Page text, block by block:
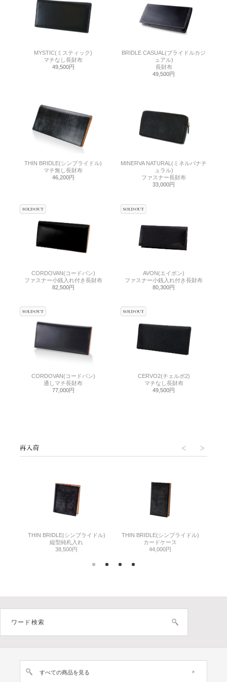
MYSTIC(ミスティック)
マチなし長財布
49,500円
BRIDLE CASUAL(ブライドルカジ
ュアル)
長財布
49,500円
THIN BRIDLE(シンブライドル)
マチ無し長財布
46,200円
MINERVA NATURAL(ミネルバナチ
ュラル)
ファスナー長財布
33,000円
CORDOVAN(コードバン)
ファスナー小銭入れ付き長財布
82,500円
AVON(エイボン)
ファスナー小銭入れ付き長財布
80,300円
CORDOVAN(コードバン)
通しマチ長財布
77,000円
CERVO2(チェルボ2)
マチなし長財布
49,500円
THIN BRIDLE(シンブライドル)
縦型純札入れ
38,500円
THIN BRIDLE(シンブライドル)
カードケース
44,000円
すべての商品を見る